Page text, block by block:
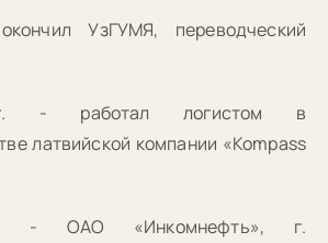
УзГУМЯ, переводческий
- работал логистом в
латвийской компании «Kompass
- ОАО «Инкомнефть», г.